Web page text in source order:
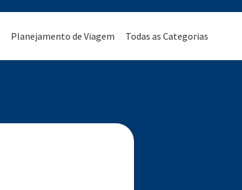
Planejamento de Viagem Todas as Categorias